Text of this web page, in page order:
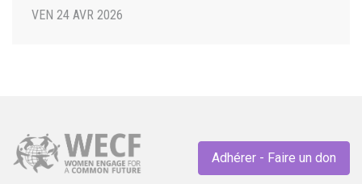
VEN 24 AVR 2026
Adhérer - Faire un don